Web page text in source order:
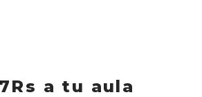
a tu aula